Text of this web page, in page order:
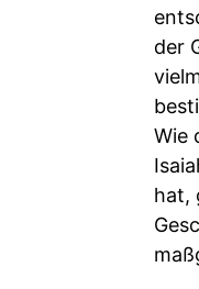
der
Wie
hat,